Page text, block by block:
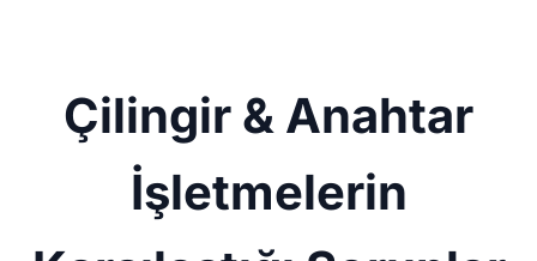
Çilingir & Anahtar
İşletmelerin